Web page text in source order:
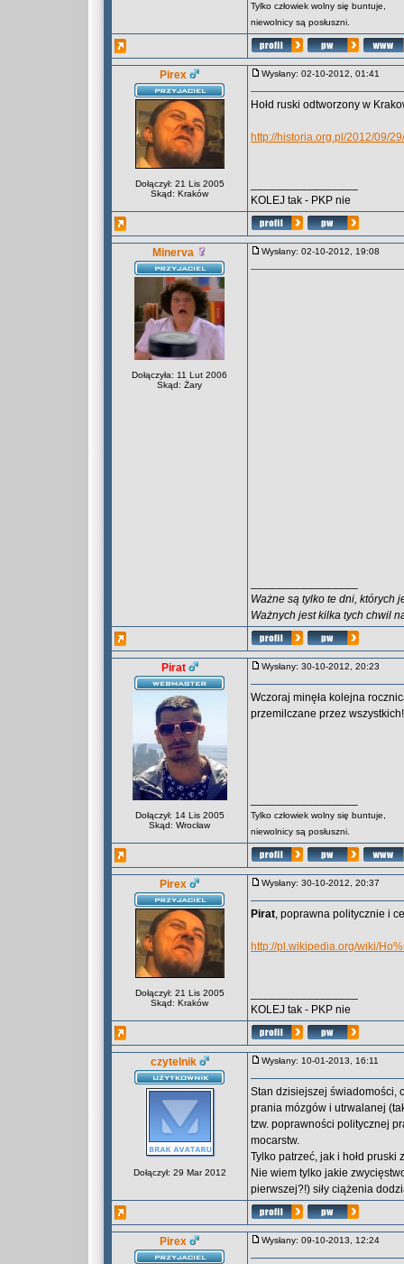
Tylko człowiek wolny się buntuje,
niewolnicy są posłuszni.
Pirex
Dołączył: 21 Lis 2005
Skąd: Kraków
Wysłany: 02-10-2012, 01:41
Hołd ruski odtworzony w
http://historia.org.pl/2012/09/
KOLEJ tak - PKP nie
Minerva
Dołączyła: 11 Lut 2006
Skąd: Żary
Wysłany: 02-10-2012, 19:08
Ważne są tylko te dni, których
Ważnych jest kilka tych chwil
Pirat
Dołączył: 14 Lis 2005
Skąd: Wrocław
Wysłany: 30-10-2012, 20:23
Wczoraj minęła kolejna
przemilczane przez
Tylko człowiek wolny się buntuje,
niewolnicy są posłuszni.
Pirex
Dołączył: 21 Lis 2005
Skąd: Kraków
Wysłany: 30-10-2012, 20:37
Pirat, poprawna politycznie i
http://pl.wikipedia.org/wiki/
KOLEJ tak - PKP nie
czytelnik
Dołączył: 29 Mar 2012
Wysłany: 10-01-2013, 16:11
Stan dzisiejszej świadomości,
prania mózgów i utrwalanej
tzw. poprawności politycznej
mocarstw.
Tylko patrzeć, jak i hołd
Nie wiem tylko jakie
pierwszej?!) siły ciążenia
Pirex Wysłany: 09-10-2013, 12:24